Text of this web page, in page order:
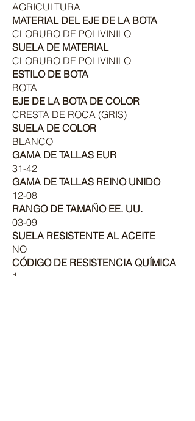
AGRICULTURA
MATERIAL DEL EJE DE LA BOTA
CLORURO DE POLIVINILO
SUELA DE MATERIAL
CLORURO DE POLIVINILO
ESTILO DE BOTA
BOTA
EJE DE LA BOTA DE COLOR
CRESTA DE ROCA (GRIS)
SUELA DE COLOR
BLANCO
GAMA DE TALLAS EUR
31-42
GAMA DE TALLAS REINO UNIDO
12-08
RANGO DE TAMAÑO EE. UU.
03-09
SUELA RESISTENTE AL ACEITE
NO
CÓDIGO DE RESISTENCIA QUÍMICA
1